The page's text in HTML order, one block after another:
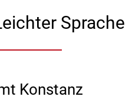
Sprache
Konstanz